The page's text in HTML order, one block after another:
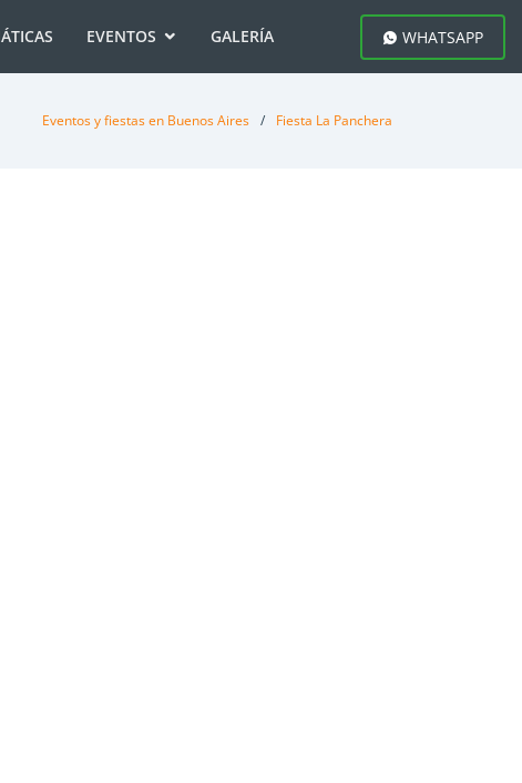
EVENTOS GALERÍA WHATSAPP
Eventos y fiestas en Buenos Aires Fiesta La Panchera